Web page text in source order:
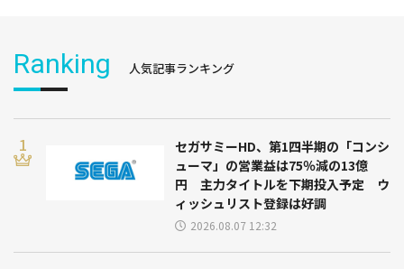
Ranking 人気記事ランキング
セガサミーHD、第1四半期の「コンシ
ューマ」の営業益は75％減の13億
円 主力タイトルを下期投入予定 ウ
ィッシュリスト登録は好調
2026.08.07 12:32